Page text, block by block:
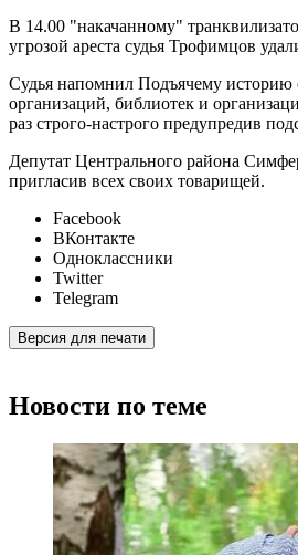
В 14.00 "накачанному"
угрозой ареста судья Трофимцов
Судья напомнил Подъячему историю
организаций, библиотек и
раз строго-настрого предупредив
Депутат Центрального района
пригласив всех своих товарищей.
Facebook
ВКонтакте
Одноклассники
Twitter
Telegram
Версия для печати
Новости по теме